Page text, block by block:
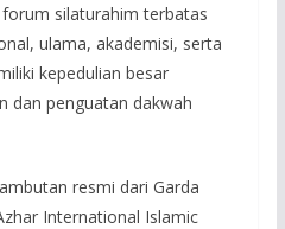
silaturahim terbatas
ulama, akademisi, serta
kepedulian besar
dan penguatan dakwah
resmi dari Garda
International Islamic